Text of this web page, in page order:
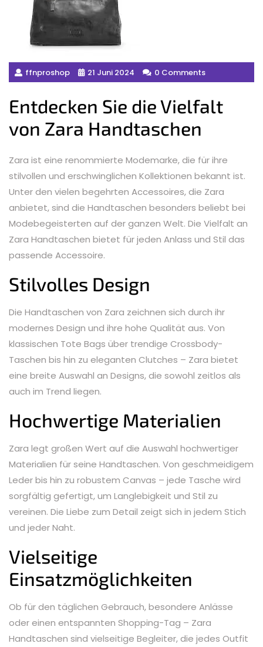
ffnproshop 21 Juni 2024 0 Comments
Entdecken Sie die Vielfalt
von Zara Handtaschen
Zara ist eine renommierte Modemarke, die für ihre
stilvollen und erschwinglichen Kollektionen bekannt ist.
Unter den vielen begehrten Accessoires, die Zara
anbietet, sind die Handtaschen besonders beliebt bei
Modebegeisterten auf der ganzen Welt. Die Vielfalt an
Zara Handtaschen bietet für jeden Anlass und Stil das
passende Accessoire.
Stilvolles Design
Die Handtaschen von Zara zeichnen sich durch ihr
modernes Design und ihre hohe Qualität aus. Von
klassischen Tote Bags über trendige Crossbody-
Taschen bis hin zu eleganten Clutches – Zara bietet
eine breite Auswahl an Designs, die sowohl zeitlos als
auch im Trend liegen.
Hochwertige Materialien
Zara legt großen Wert auf die Auswahl hochwertiger
Materialien für seine Handtaschen. Von geschmeidigem
Leder bis hin zu robustem Canvas – jede Tasche wird
sorgfältig gefertigt, um Langlebigkeit und Stil zu
vereinen. Die Liebe zum Detail zeigt sich in jedem Stich
und jeder Naht.
Vielseitige
Einsatzmöglichkeiten
Ob für den täglichen Gebrauch, besondere Anlässe
oder einen entspannten Shopping-Tag – Zara
Handtaschen sind vielseitige Begleiter, die jedes Outfit